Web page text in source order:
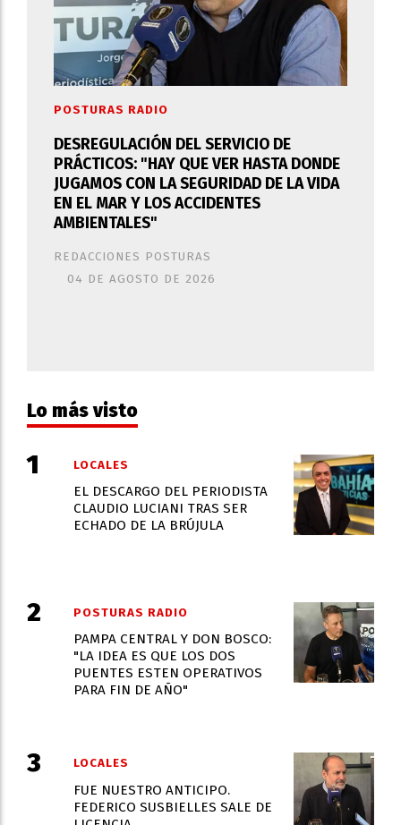
DESREGULACIÓN DEL SERVICIO DE
PRÁCTICOS: "HAY QUE VER HASTA DONDE
JUGAMOS CON LA SEGURIDAD DE LA VIDA
EN EL MAR Y LOS ACCIDENTES
AMBIENTALES"
REDACCIONES POSTURAS
POSTURAS RADIO
04 DE AGOSTO DE 2026
Lo más visto
EL DESCARGO DEL PERIODISTA
CLAUDIO LUCIANI TRAS SER
ECHADO DE LA BRÚJULA
LOCALES
PAMPA CENTRAL Y DON BOSCO:
"LA IDEA ES QUE LOS DOS
PUENTES ESTEN OPERATIVOS
PARA FIN DE AÑO"
POSTURAS RADIO
FUE NUESTRO ANTICIPO.
FEDERICO SUSBIELLES SALE DE
LOCALES